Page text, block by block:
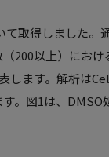
取得しました。
200以上）にお
します。解析は
。図1は、